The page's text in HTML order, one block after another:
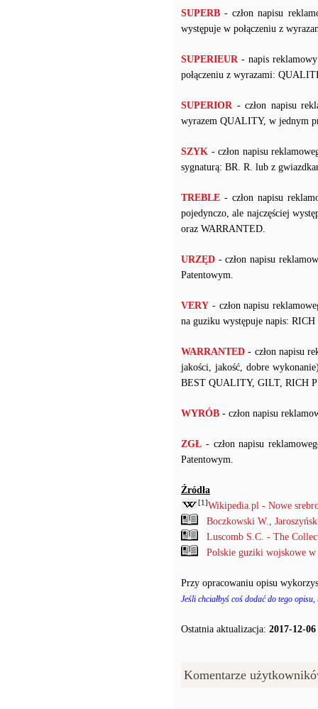
SUPERB - człon napisu
występuje w połączeniu z
SUPERIEUR- napis
połączeniu z wyrazami:
SUPERIOR- człon napisu
wyrazem QUALITY, w jednym
SZYK - człon napisu
sygnaturą: BR. R. lub z
TREBLE - człon napisu
pojedynczo, ale najczęściej
oraz WARRANTED.
URZĘD - człon napisu
Patentowym.
VERY - człon napisu
na guziku występuje napis:
WARRANTED - człon napisu
jakości, jakość, dobre
BEST QUALITY, GILT, RICH
WYRÓB - człon napisu
ZGŁ - człon napisu
Patentowym.
Źródła
[1]Wikipedia.pl - Nowe
Boczkowski W.,
Luscomb S.C. - The
Polskie guziki wojskowe
Przy opracowaniu opisu
Jeśli chciałbyś coś dodać do tego
Ostatnia aktualizacja: 2017-12-
Komentarze